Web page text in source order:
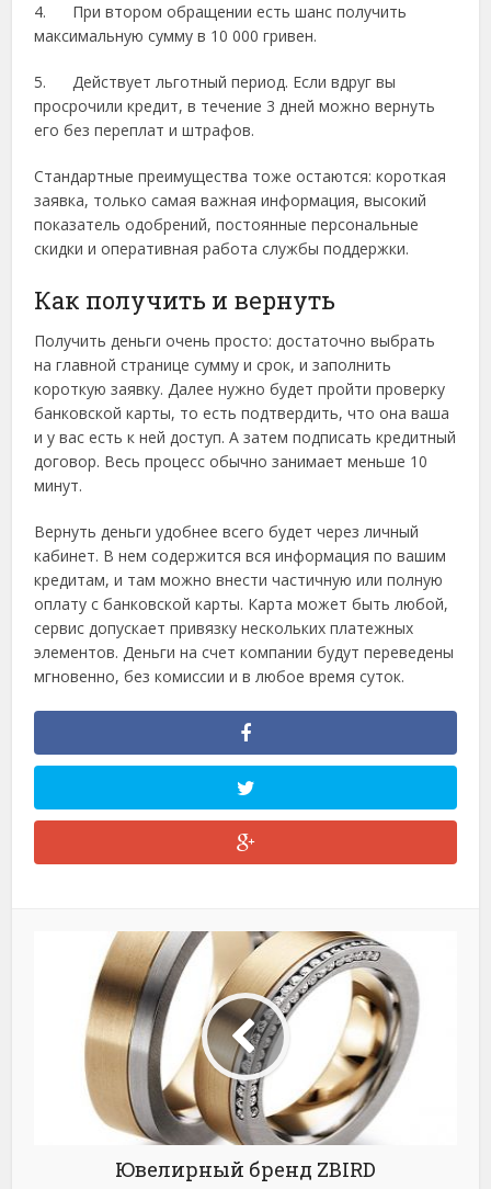
4. При втором обращении есть шанс получить
максимальную сумму в 10 000 гривен.
5. Действует льготный период. Если вдруг вы
просрочили кредит, в течение 3 дней можно вернуть
его без переплат и штрафов.
Стандартные преимущества тоже остаются: короткая
заявка, только самая важная информация, высокий
показатель одобрений, постоянные персональные
скидки и оперативная работа службы поддержки.
Как получить и вернуть
Получить деньги очень просто: достаточно выбрать
на главной странице сумму и срок, и заполнить
короткую заявку. Далее нужно будет пройти проверку
банковской карты, то есть подтвердить, что она ваша
и у вас есть к ней доступ. А затем подписать кредитный
договор. Весь процесс обычно занимает меньше 10
минут.
Вернуть деньги удобнее всего будет через личный
кабинет. В нем содержится вся информация по вашим
кредитам, и там можно внести частичную или полную
оплату с банковской карты. Карта может быть любой,
сервис допускает привязку нескольких платежных
элементов. Деньги на счет компании будут переведены
мгновенно, без комиссии и в любое время суток.
Ювелирный бренд ZBIRD